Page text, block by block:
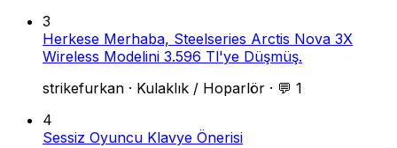
3
Herkese Merhaba, Steelseries Arctis Nova 3X
Wireless Modelini 3.596 Tl'ye Düşmüş.
strikefurkan · Kulaklık / Hoparlör · 💬 1
4
Sessiz Oyuncu Klavye Önerisi